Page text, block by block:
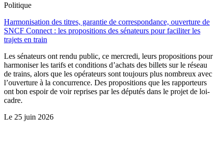
Politique
Harmonisation des titres, garantie de correspondance, ouverture de
SNCF Connect : les propositions des sénateurs pour faciliter les
trajets en train
Les sénateurs ont rendu public, ce mercredi, leurs propositions pour
harmoniser les tarifs et conditions d’achats des billets sur le réseau
de trains, alors que les opérateurs sont toujours plus nombreux avec
l’ouverture à la concurrence. Des propositions que les rapporteurs
ont bon espoir de voir reprises par les députés dans le projet de loi-
cadre.
Le 25 juin 2026